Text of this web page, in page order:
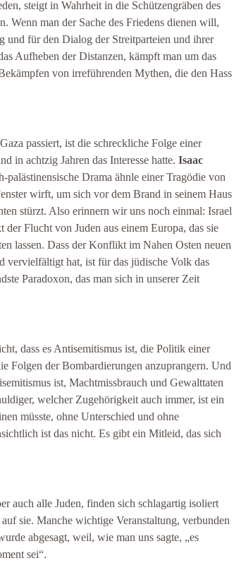
steigt in Wahrheit in die Schützengräben des
Wenn man der Sache des Friedens dienen will,
und für den Dialog der Streitparteien und ihrer
Aufheben der Distanzen, kämpft man um das
von irreführenden Mythen, die den Hass
passiert, ist die schreckliche Folge einer
in achtzig Jahren das Interesse hatte. Isaac
palästinensische Drama ähnle einer Tragödie von
wirft, um sich vor dem Brand in seinem Haus
stürzt. Also erinnern wir uns noch einmal: Israel
der Flucht von Juden aus einem Europa, das sie
lassen. Dass der Konflikt im Nahen Osten neuen
vervielfältigt hat, ist für das jüdische Volk das
Paradoxon, das man sich in unserer Zeit
dass es Antisemitismus ist, die Politik einer
Folgen der Bombardierungen anzuprangern. Und
ist, Machtmissbrauch und Gewalttaten
welcher Zugehörigkeit auch immer, ist ein
müsste, ohne Unterschied und ohne
ist das nicht. Es gibt ein Mitleid, das sich
auch alle Juden, finden sich schlagartig isoliert
sie. Manche wichtige Veranstaltung, verbunden
abgesagt, weil, wie man uns sagte, „es
sei“.